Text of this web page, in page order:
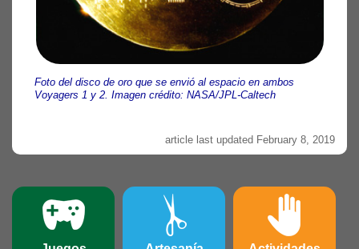
Foto del disco de oro que se envió al espacio en ambos
Voyagers 1 y 2. Imagen crédito: NASA/JPL-Caltech
article last updated February 8, 2019